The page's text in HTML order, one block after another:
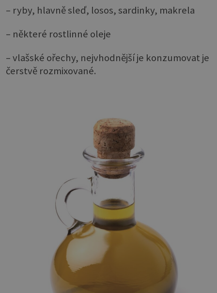
– ryby, hlavně sleď, losos, sardinky, makrela
– některé rostlinné oleje
– vlašské ořechy, nejvhodnější je konzumovat je
čerstvě rozmixované.